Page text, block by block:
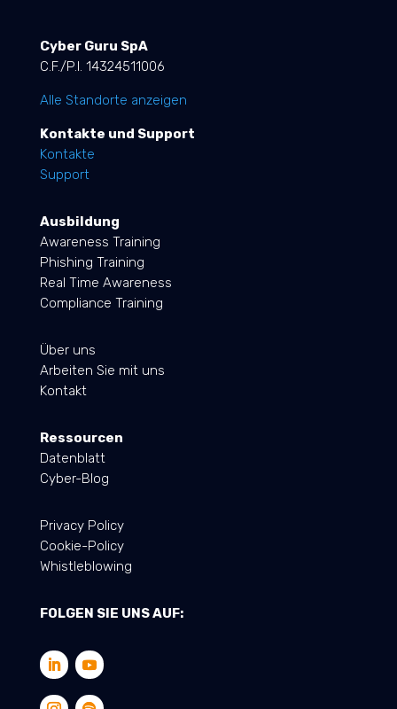
Cyber Guru SpA
C.F./P.I. 14324511006
Alle Standorte anzeigen
Kontakte und Support
Kontakte
Support
Ausbildung
Awareness Training
Phishing Training
Real Time Awareness
Compliance Training
Über uns
Arbeiten Sie mit uns
Kontakt
Ressourcen
Datenblatt
Cyber-Blog
Privacy Policy
Cookie-Policy
Whistleblowing
FOLGEN SIE UNS AUF: